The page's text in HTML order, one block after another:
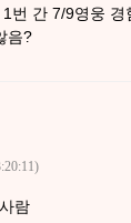
번 간 7/9영웅
음?
람